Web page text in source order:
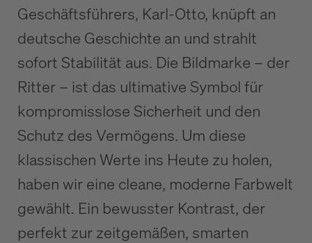
Geschäftsführers, Karl-Otto, knüpft an
deutsche Geschichte an und strahlt
sofort Stabilität aus. Die Bildmarke – der
Ritter – ist das ultimative Symbol für
kompromisslose Sicherheit und den
Schutz des Vermögens. Um diese
klassischen Werte ins Heute zu holen,
haben wir eine cleane, moderne Farbwelt
gewählt. Ein bewusster Kontrast, der
perfekt zur zeitgemäßen, smarten